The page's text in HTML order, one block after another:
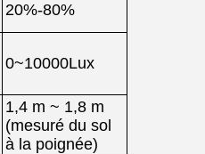
20%-80%
0~10000Lux
1,4 m ~ 1,8 m
(mesuré du sol
à la poignée)